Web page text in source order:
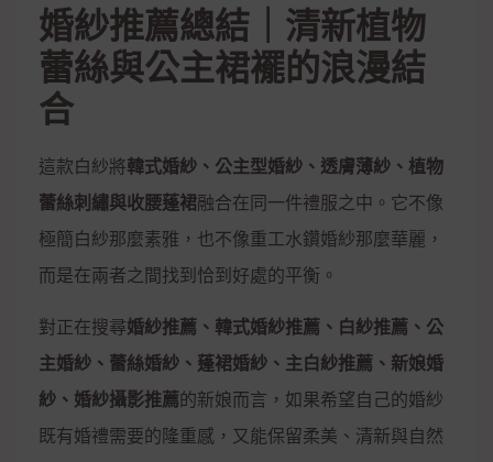
婚紗推薦總結｜清新植物
蕾絲與公主裙襬的浪漫結
合
這款白紗將韓式婚紗、公主型婚紗、透膚薄紗、植物
蕾絲刺繡與收腰蓬裙融合在同一件禮服之中。它不像
極簡白紗那麼素雅，也不像重工水鑽婚紗那麼華麗，
而是在兩者之間找到恰到好處的平衡。
對正在搜尋婚紗推薦、韓式婚紗推薦、白紗推薦、公
主婚紗、蕾絲婚紗、蓬裙婚紗、主白紗推薦、新娘婚
紗、婚紗攝影推薦的新娘而言，如果希望自己的婚紗
既有婚禮需要的隆重感，又能保留柔美、清新與自然